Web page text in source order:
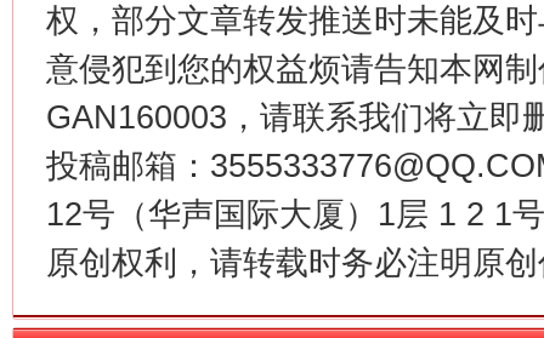
权，部分文章转发推送时未能及
意侵犯到您的权益烦请告知本网
GAN160003，请联系我们将立即
投稿邮箱：
12号（华声国际大厦）1层 1 2 1
原创权利，请转载时务必注明原
在谋一域中谋全局
今